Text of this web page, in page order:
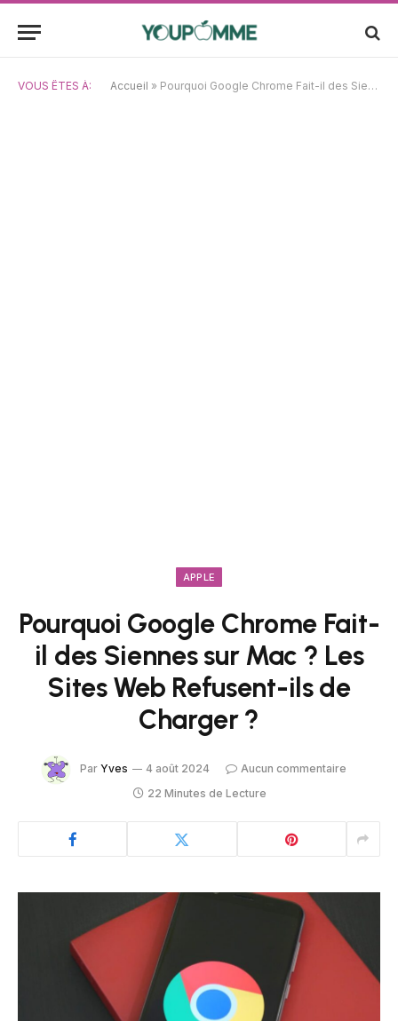
VOUS ÊTES À: Accueil » Pourquoi Google Chrome Fait-il des Siennes sur Mac ? Les Sites Web Refusent-ils de Charger ?
APPLE
Pourquoi Google Chrome Fait-
il des Siennes sur Mac ? Les
Sites Web Refusent-ils de
Charger ?
Par Yves 4 août 2024
Aucun commentaire
22 Minutes de Lecture